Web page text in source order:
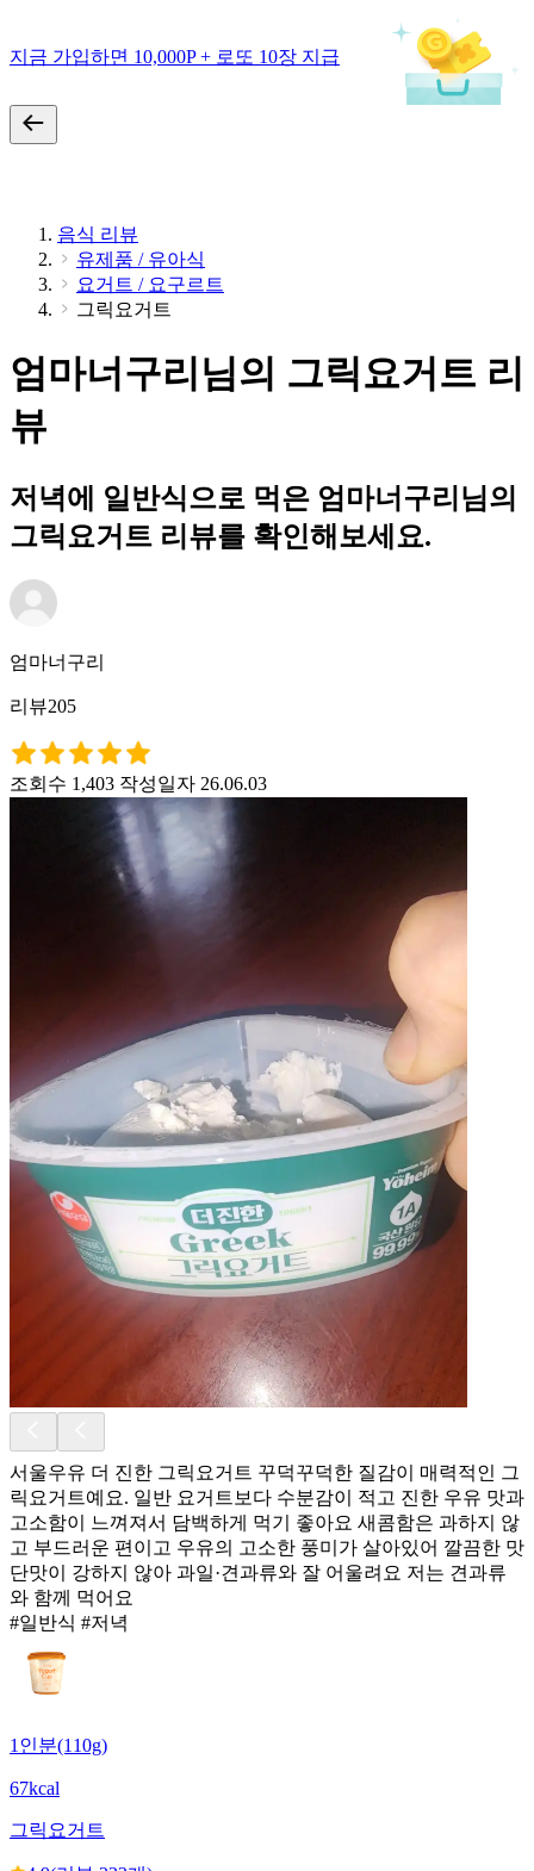
지금 가입하면 10,000P + 로또 10장 지급
음식 리뷰
유제품 / 유아식
요거트 / 요구르트
그릭요거트
엄마너구리님의 그릭요거트 리
뷰
저녁에 일반식으로 먹은 엄마너구리님의
그릭요거트 리뷰를 확인해보세요.
엄마너구리
리뷰205
조회수 1,403 작성일자 26.06.03
서울우유 더 진한 그릭요거트 꾸덕꾸덕한 질감이 매력적인 그
릭요거트예요. 일반 요거트보다 수분감이 적고 진한 우유 맛과
고소함이 느껴져서 담백하게 먹기 좋아요 새콤함은 과하지 않
고 부드러운 편이고 우유의 고소한 풍미가 살아있어 깔끔한 맛
단맛이 강하지 않아 과일·견과류와 잘 어울려요 저는 견과류
와 함께 먹어요
#일반식 #저녁
1인분(110g)
67kcal
그릭요거트